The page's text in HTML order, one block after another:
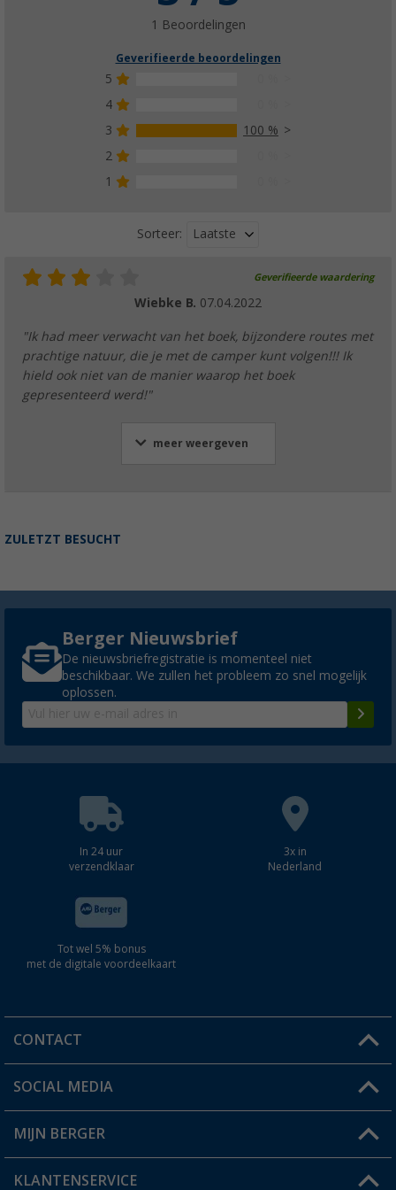
€ 15,99
Torsten Berning - Weekend en camper -
Marion Landwehr - Weekend en camper -
€ 13,99
1 Beoordelingen
Geverifieerde beoordelingen
5
4
3
100 %
2
1
Sorteer: Laatste
Geverifieerde waardering
Wiebke B. 07.04.2022
"Ik had meer verwacht van het boek, bijzondere routes met
prachtige natuur, die je met de camper kunt volgen!!! Ik
hield ook niet van de manier waarop het boek
gepresenteerd werd!"
meer weergeven
ZULETZT BESUCHT
Berger Nieuwsbrief
De nieuwsbriefregistratie is momenteel niet
beschikbaar. We zullen het probleem zo snel mogelijk
oplossen.
In 24 uur
verzendklaar
3x in
Nederland
Tot wel 5% bonus
met de digitale voordeelkaart
CONTACT
Een vraag?
Winkel vinden
SOCIAL MEDIA
MIJN BERGER
Mijn account
KLANTENSERVICE